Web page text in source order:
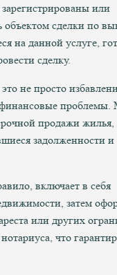
или
объектом сделки по
на данной услуге,
сделку.
не просто
проблемы.
продажи жилья,
задолженности и
включает в себя
затем
или других
что